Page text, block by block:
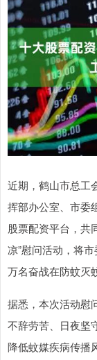
近期，鹤山市总工
挥部办公室、市委
股票配资平台，共
凉”慰问活动，将
万名奋战在防蚊灭
据悉，本次活动慰
不辞劳苦、日夜坚
降低蚊媒疾病传播